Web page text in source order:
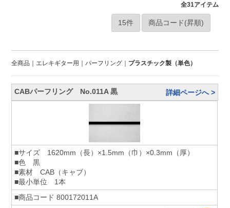
全31アイテム
全商品 エレキギター用 パーフリング プラスチック製（単色）
CABパーフリング No.011A 黒 詳細ページへ >
■サイズ 1620mm（長）×1.5mm（巾）×0.3mm（厚）
■色 黒
■素材 CAB（キャブ）
■最小単位 1本
■商品コード 800172011A